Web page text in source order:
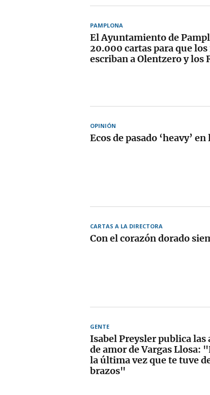
PAMPLONA
El Ayuntamiento de
20.000 cartas para que
escriban a Olentzero y los
OPINIÓN
Ecos de pasado ‘heavy’
CARTAS A LA DIRECTORA
Con el corazón dorado
GENTE
Isabel Preysler publica las
de amor de Vargas Llosa:
la última vez que te tuve
brazos"